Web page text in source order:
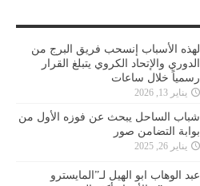
لهذه الأسباب إنسحب فريق البرج من
الدوري والإتحاد الكروي يتبلغ القرار
رسمياً خلال ساعات
يناير 13, 2026
شباب الساحل يبحث عن فوزه الأول من
بوابة التضامن صور
يناير 26, 2025
عبد الوهاب ابو الهيل لـ”المايسترو